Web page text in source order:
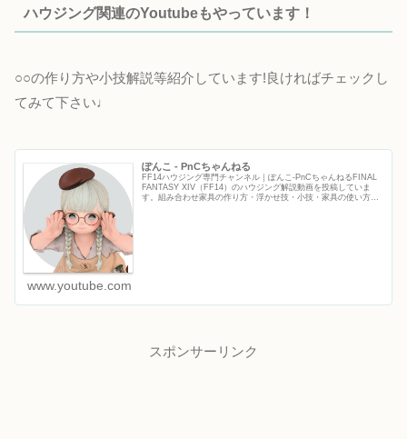
ハウジング関連のYoutubeもやっています！
○○の作り方や小技解説等紹介しています!良ければチェックし
てみて下さい♩
ぽんこ - PnCちゃんねる
FF14ハウジング専門チャンネル｜ぽんこ‐PnCちゃんねるFINAL
FANTASY XIV（FF14）のハウジング解説動画を投稿していま
す。組み合わせ家具の作り方・浮かせ技・小技・家具の使い方な
www.youtube.com
スポンサーリンク